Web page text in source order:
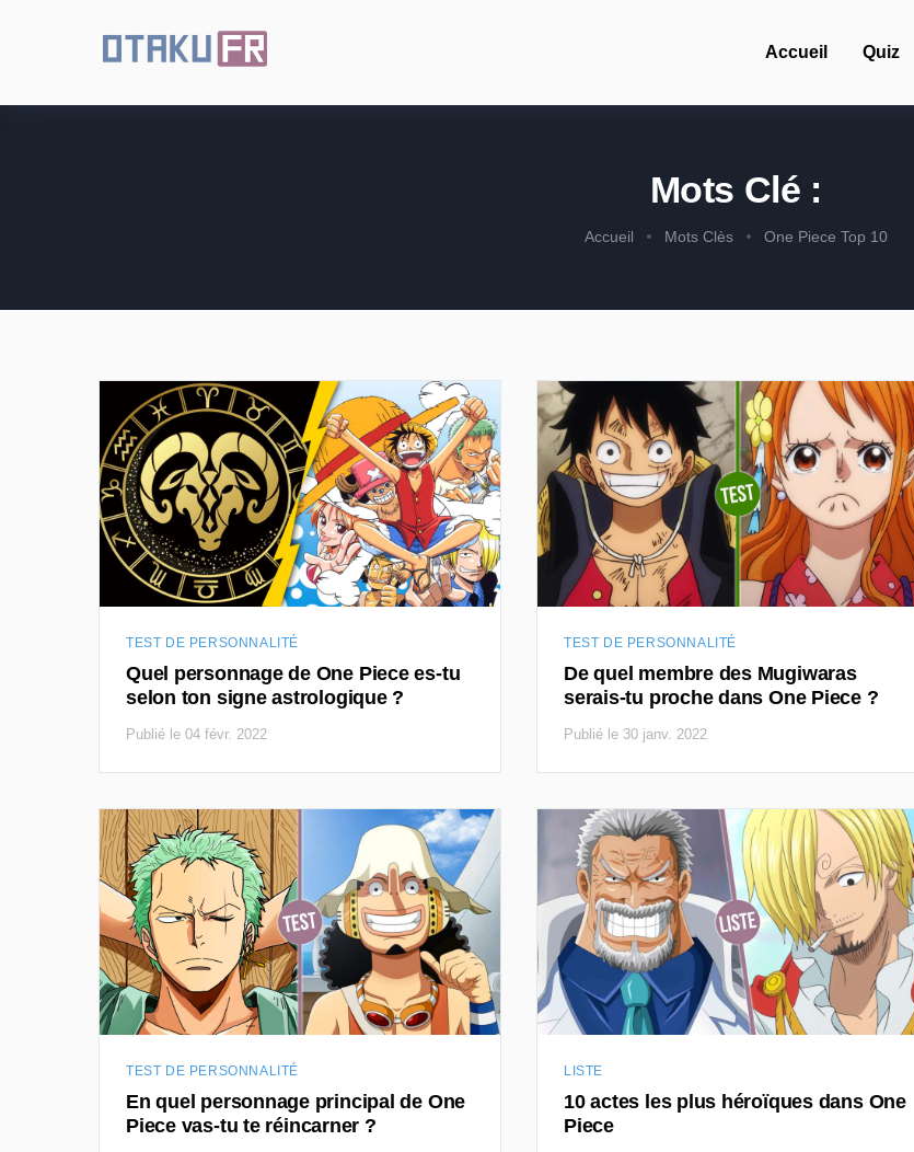
Accueil Quiz
Mots Clé :
Accueil Mots Clès One Piece Top 10
TEST DE PERSONNALITÉ
Quel personnage de One Piece es-tu
selon ton signe astrologique ?
Publié le 04 févr. 2022
TEST DE PERSONNALITÉ
De quel membre des Mugiwaras
serais-tu proche dans One Piece ?
Publié le 30 janv. 2022
TEST DE PERSONNALITÉ
En quel personnage principal de One
Piece vas-tu te réincarner ?
LISTE
10 actes les plus héroïques dans One
Piece